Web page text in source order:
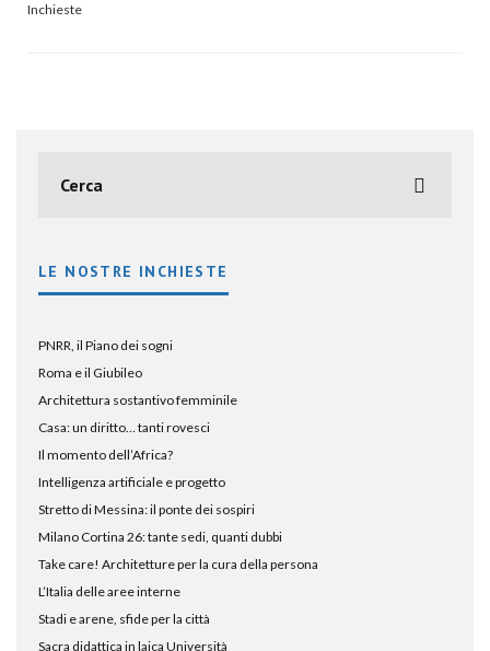
Inchieste
LE NOSTRE INCHIESTE
PNRR, il Piano dei sogni
Roma e il Giubileo
Architettura sostantivo femminile
Casa: un diritto… tanti rovesci
Il momento dell’Africa?
Intelligenza artificiale e progetto
Stretto di Messina: il ponte dei sospiri
Milano Cortina 26: tante sedi, quanti dubbi
Take care! Architetture per la cura della persona
L’Italia delle aree interne
Stadi e arene, sfide per la città
Sacra didattica in laica Università